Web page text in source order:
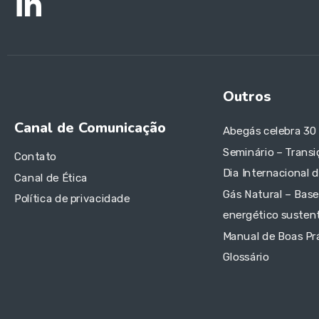
Canal de Comunicação
Contato
Canal de Ética
Política de privacidade
Outros
Abegás celebra 30
Seminário –
Dia Internacional
Gás Natural –
energético
Manual de Boas
Glossário